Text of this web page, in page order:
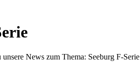
News zum Thema: Seeburg F-Serie